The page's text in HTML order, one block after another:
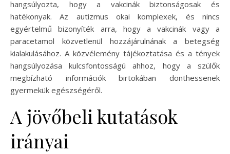
hangsúlyozta, hogy a vakcinák biztonságosak és
hatékonyak. Az autizmus okai komplexek, és nincs
egyértelmű bizonyíték arra, hogy a vakcinák vagy a
paracetamol közvetlenül hozzájárulnának a betegség
kialakulásához. A közvélemény tájékoztatása és a tények
hangsúlyozása kulcsfontosságú ahhoz, hogy a szülők
megbízható információk birtokában dönthessenek
gyermekük egészségéről.
A jövőbeli kutatások
irányai